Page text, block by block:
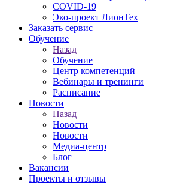
COVID-19
Эко-проект ЛионТех
Заказать сервис
Обучение
Назад
Обучение
Центр компетенций
Вебинары и тренинги
Расписание
Новости
Назад
Новости
Новости
Медиа-центр
Блог
Вакансии
Проекты и отзывы